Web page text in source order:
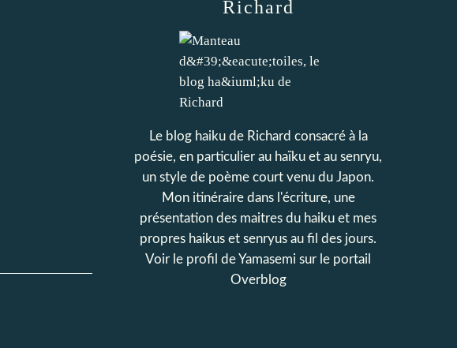
Richard
Le blog haiku de Richard consacré à la
poésie, en particulier au haïku et au senryu,
un style de poème court venu du Japon.
Mon itinéraire dans l'écriture, une
présentation des maitres du haiku et mes
propres haikus et senryus au fil des jours.
Voir le profil deYamasemi sur le portail
Overblog